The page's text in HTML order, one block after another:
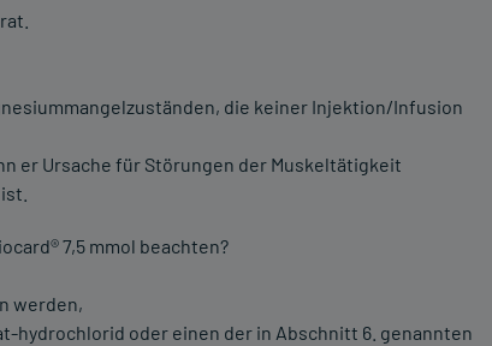
die keiner Injektion/Infusion
er Ursache für Störungen der Muskeltätigkeit
7,5 mmol beachten?
werden,
hydrochlorid oder einen der in Abschnitt 6. genannten